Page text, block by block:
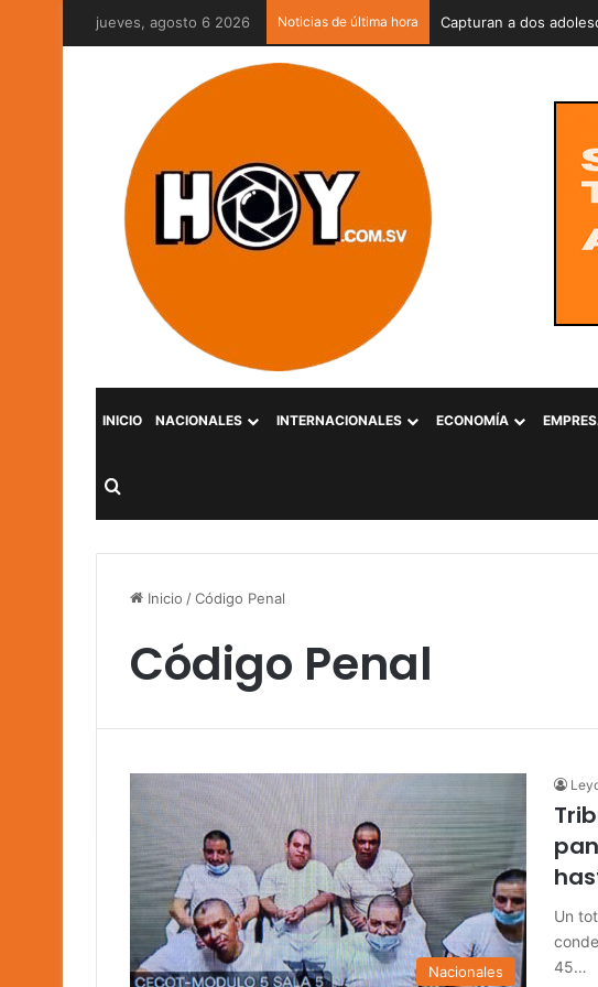
jueves, agosto 6 2026 Noticias de última hora Capturan a dos
INICIO NACIONALES INTERNACIONALES ECONOMÍA
Buscar por
Inicio /Código Penal
Código Penal
Nacionales
Un
45…